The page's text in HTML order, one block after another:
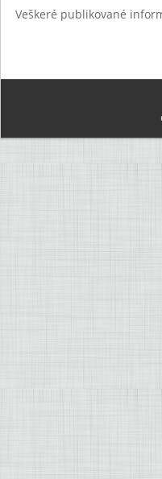
Veškeré publikované